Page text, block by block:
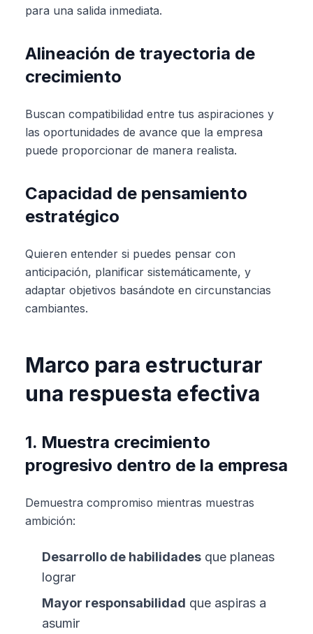
para una salida inmediata.
Alineación de trayectoria de
crecimiento
Buscan compatibilidad entre tus aspiraciones y
las oportunidades de avance que la empresa
puede proporcionar de manera realista.
Capacidad de pensamiento
estratégico
Quieren entender si puedes pensar con
anticipación, planificar sistemáticamente, y
adaptar objetivos basándote en circunstancias
cambiantes.
Marco para estructurar
una respuesta efectiva
1. Muestra crecimiento
progresivo dentro de la empresa
Demuestra compromiso mientras muestras
ambición:
Desarrollo de habilidades que planeas
lograr
Mayor responsabilidad que aspiras a
asumir